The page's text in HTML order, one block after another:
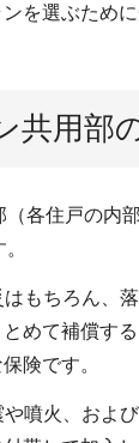
を選ぶため
共用部
（各住戸の内
もちろん、
めて補償す
険です。
噴火、およ